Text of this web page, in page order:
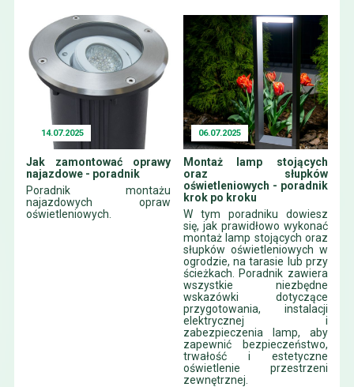
14.07.2025
Jak zamontować oprawy
najazdowe - poradnik
Poradnik montażu
najazdowych opraw
oświetleniowych.
06.07.2025
Montaż lamp stojących
oraz słupków
oświetleniowych - poradnik
krok po kroku
W tym poradniku dowiesz
się, jak prawidłowo wykonać
montaż lamp stojących oraz
słupków oświetleniowych w
ogrodzie, na tarasie lub przy
ścieżkach. Poradnik zawiera
wszystkie niezbędne
wskazówki dotyczące
przygotowania, instalacji
elektrycznej i
zabezpieczenia lamp, aby
zapewnić bezpieczeństwo,
trwałość i estetyczne
oświetlenie przestrzeni
zewnętrznej.